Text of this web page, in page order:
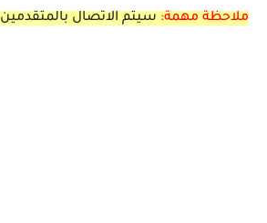
ملاحظة مهمة: سيتم الاتصال